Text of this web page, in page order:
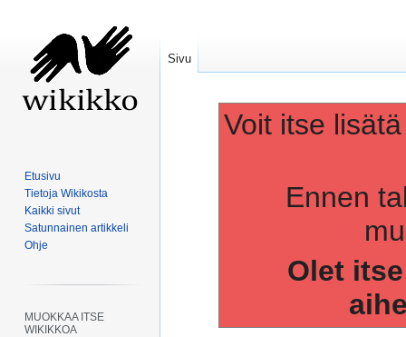
Voit itse
Ennen
Olet
Sivu
Etusivu
Tietoja Wikikosta
Kaikki sivut
Satunnainen artikkeli
Ohje
MUOKKAA ITSE
WIKIKKOA